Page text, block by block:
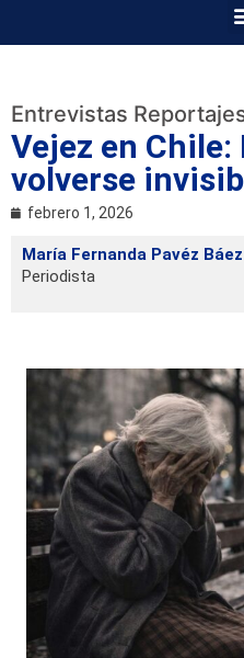
Entrevistas
Vejez en Chile:
volverse
febrero 1, 2026
María Fernanda Pavéz Báez
Periodista